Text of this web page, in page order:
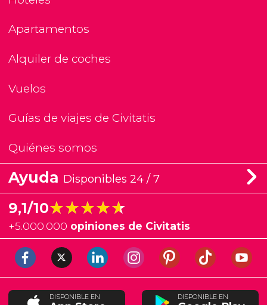
Apartamentos
Alquiler de coches
Vuelos
Guías de viajes de Civitatis
Quiénes somos
Ayuda Disponibles 24 / 7
9,1/10★★★★★
★★★★★
+5.000.000 opiniones de Civitatis
DISPONIBLE EN DISPONIBLE EN